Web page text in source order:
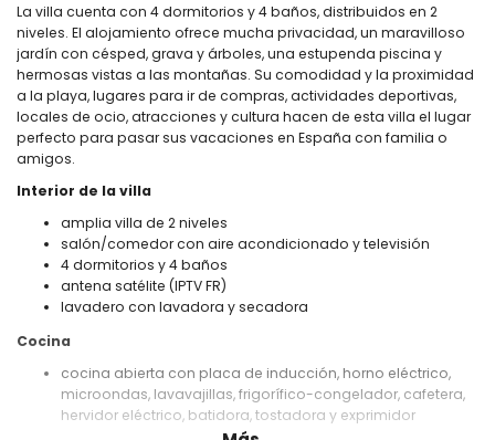
La villa cuenta con 4 dormitorios y 4 baños, distribuidos en 2
niveles. El alojamiento ofrece mucha privacidad, un maravilloso
jardín con césped, grava y árboles, una estupenda piscina y
hermosas vistas a las montañas. Su comodidad y la proximidad
a la playa, lugares para ir de compras, actividades deportivas,
locales de ocio, atracciones y cultura hacen de esta villa el lugar
perfecto para pasar sus vacaciones en España con familia o
amigos.
Interior de la villa
amplia villa de 2 niveles
salón/comedor con aire acondicionado y televisión
4 dormitorios y 4 baños
antena satélite (IPTV FR)
lavadero con lavadora y secadora
Cocina
cocina abierta con placa de inducción, horno eléctrico,
microondas, lavavajillas, frigorífico-congelador, cafetera,
hervidor eléctrico, batidora, tostadora y exprimidor